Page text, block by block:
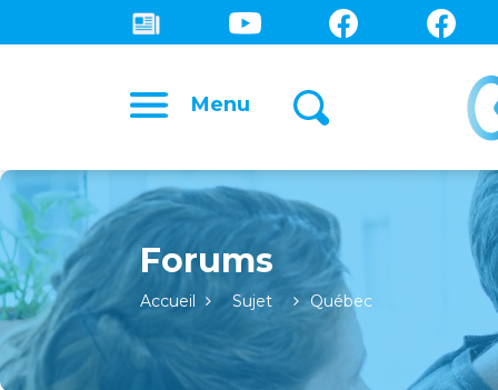
Menu
Forums
Accueil Sujet Québec